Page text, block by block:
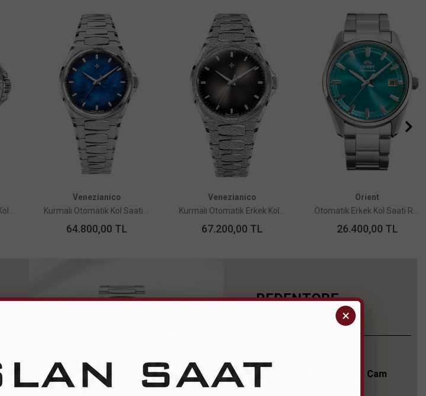
Venezianico
64.800,00 TL
Venezianico
67.200,00 TL
Orient
26.400,00 TL
REDENTORE
KOLEKSİYONU
Antirefle Kaplamalı Safir Cam
Dayanıklılık
×